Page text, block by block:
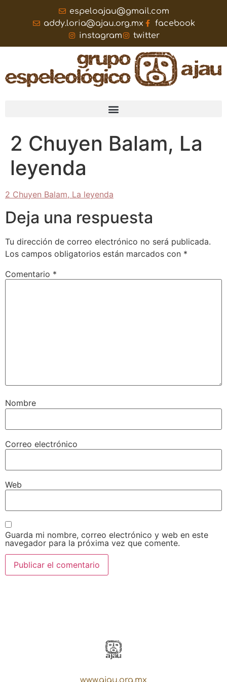
espeloajau@gmail.com
addy.loria@ajau.org.mx
facebook
instagram
twitter
2 Chuyen Balam, La
leyenda
2 Chuyen Balam, La leyenda
Deja una respuesta
Tu dirección de correo electrónico no será publicada.
Los campos obligatorios están marcados con *
Comentario *
Nombre
Correo electrónico
Web
Guarda mi nombre, correo electrónico y web en este
navegador para la próxima vez que comente.
www.ajau.org.mx